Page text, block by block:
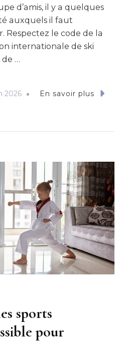
d’amis, il y a quelques
auxquels il faut
Respectez le code de la
internationale de ski
de …
2026 En savoir plus
sports
pour